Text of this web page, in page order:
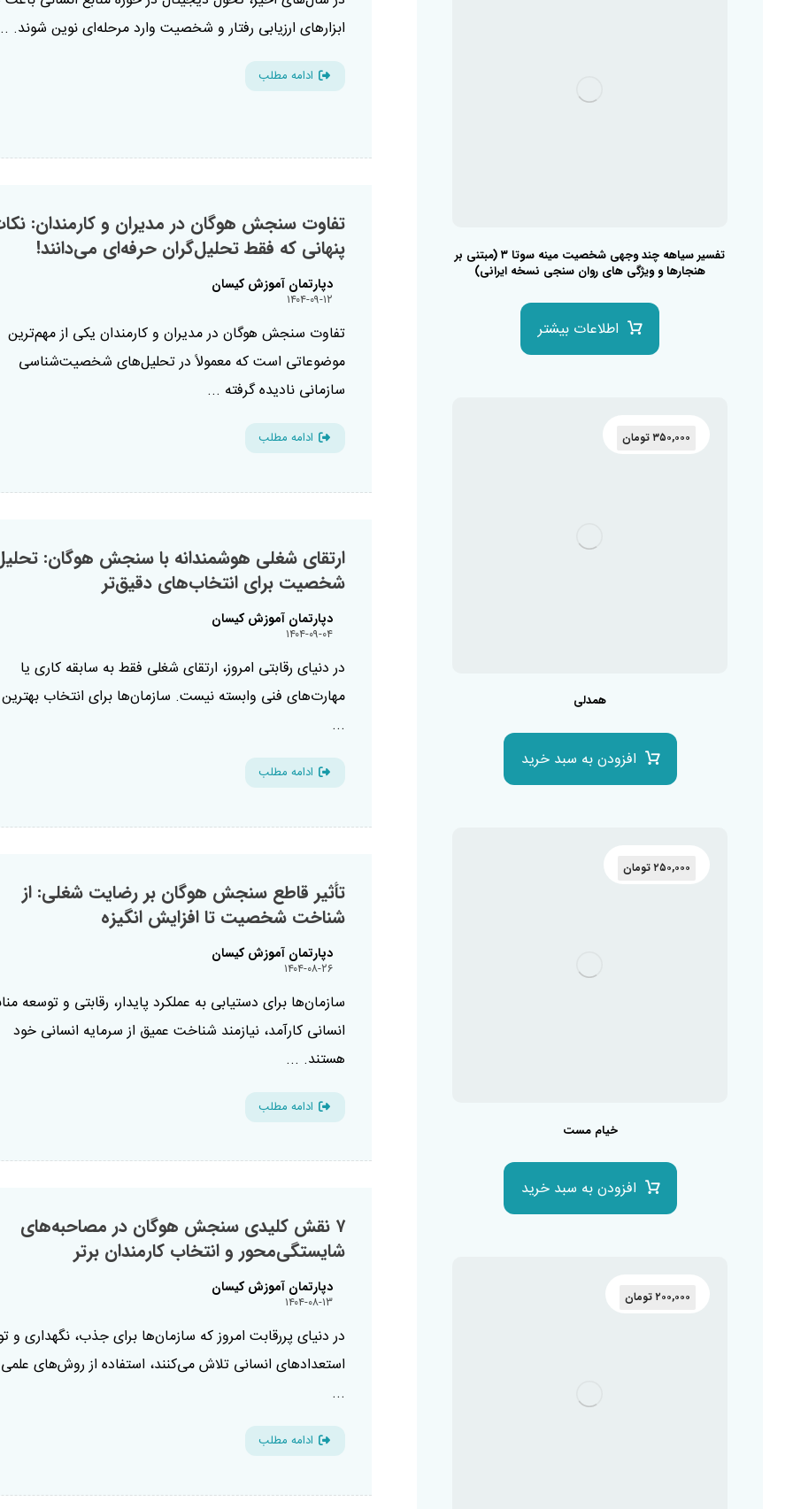
ابزارهای ارزیابی رفتار و شخصیت وارد مرحله‌ای نوین شوند.
ادامه مطلب
تفاوت سنجش هوگان در مدیران و کارمندان:
پنهانی که فقط تحلیل‌گران حرفه‌ای می‌دانند!
دپارتمان آموزش کیسان
۱۴۰۴-۰۹-۱۲
تفاوت سنجش هوگان در مدیران و کارمندان یکی از مهم‌ترین
موضوعاتی است که معمولاً در تحلیل‌های شخصیت‌شناسی
سازمانی نادیده گرفته ...
ادامه مطلب
ارتقای شغلی هوشمندانه با سنجش هوگان:
شخصیت برای انتخاب‌های دقیق‌تر
دپارتمان آموزش کیسان
۱۴۰۴-۰۹-۰۴
در دنیای رقابتی امروز، ارتقای شغلی فقط به سابقه کاری یا
مهارت‌های فنی وابسته نیست. سازمان‌ها برای انتخاب بهترین
...
ادامه مطلب
تأثیر قاطع سنجش هوگان بر رضایت شغلی: از
شناخت شخصیت تا افزایش انگیزه
دپارتمان آموزش کیسان
۱۴۰۴-۰۸-۲۶
سازمان‌ها برای دستیابی به عملکرد پایدار، رقابتی و توسعه
انسانی کارآمد، نیازمند شناخت عمیق از سرمایه انسانی خود
هستند. ...
ادامه مطلب
۷ نقش کلیدی سنجش هوگان در مصاحبه‌های
شایستگی‌محور و انتخاب کارمندان برتر
دپارتمان آموزش کیسان
۱۴۰۴-۰۸-۱۳
در دنیای پررقابت امروز که سازمان‌ها برای جذب، نگهداری و
استعدادهای انسانی تلاش می‌کنند، استفاده از روش‌های
...
ادامه مطلب
تفسیر سیاهه چند وجهی شخصیت مینه سوتا ۳ (مبتنی بر
هنجارها و ویژگی های روان سنجی نسخه ایرانی)
اطلاعات بیشتر
همدلی
۳۵۰,۰۰۰ تومان
افزودن به سبد خرید
خیام مست
۲۵۰,۰۰۰ تومان
افزودن به سبد خرید
۲۰۰,۰۰۰ تومان